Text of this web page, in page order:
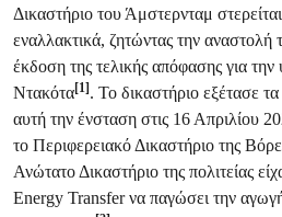
Δικαστήριο του Άμστερνταμ
εναλλακτικά, ζητώντας την αναστολή
έκδοση της τελικής απόφασης για
Ντακότα[1]. Το δικαστήριο εξέτασε
αυτή την ένσταση στις 16 Απριλίου
το Περιφερειακό Δικαστήριο της
Ανώτατο Δικαστήριο της πολιτείας
Energy Transfer να παγώσει την